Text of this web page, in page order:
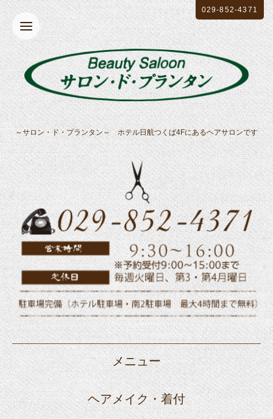
～サロン・ド・プランタン～ ホテル日航つくば4Fにあるヘアサロンです
029-852-4371
メニュー
ヘアメイク・着付